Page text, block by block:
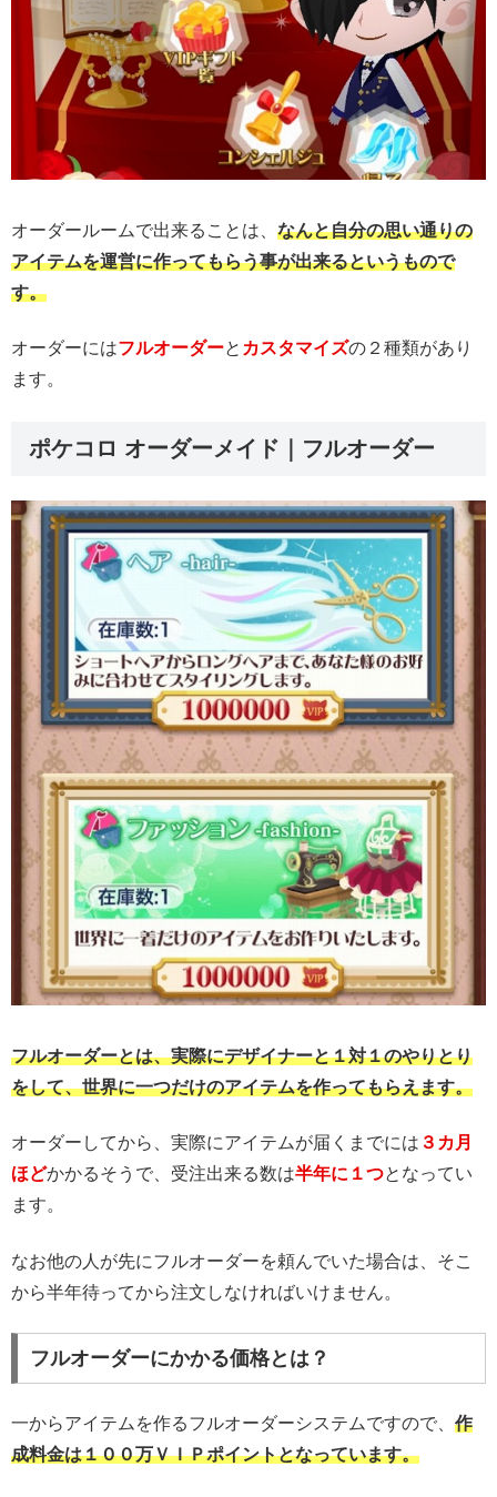
オーダールームで出来ることは、 なんと自分の思い通りの
アイテムを運営に作ってもらう事が出来るというもので
す。
オーダーにはフルオーダーと カスタマイズの２種類があり
ます。
ポケコロ オーダーメイド｜フルオーダー
フルオーダーとは、実際にデザイナーと１対１のやりとり
をして、世界に一つだけのアイテムを作ってもらえます。
オーダーしてから、実際にアイテムが届くまでには ３カ月
ほどかかるそうで、受注出来る数は半年に１つとなってい
ます。
なお他の人が先にフルオーダーを頼んでいた場合は、そこ
から半年待ってから注文しなければいけません。
フルオーダーにかかる価格とは？
一からアイテムを作るフルオーダーシステムですので、 作
成料金は１００万ＶＩＰポイントとなっています。